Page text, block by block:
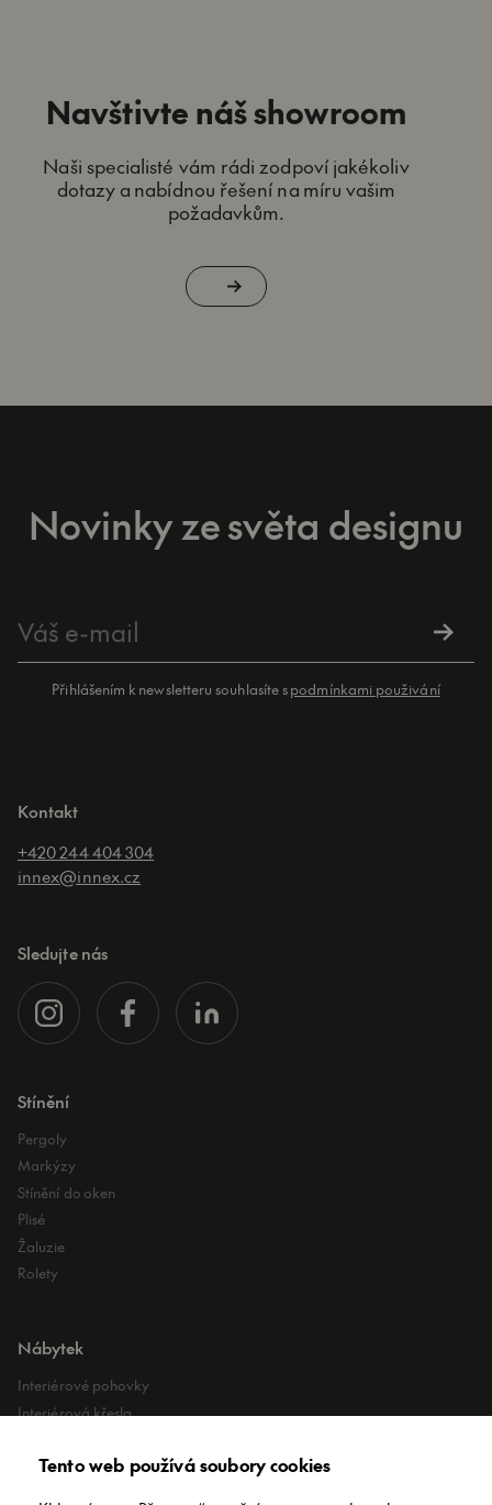
Navštivte náš showroom
Naši specialisté vám rádi zodpoví jakékoliv
dotazy a nabídnou řešení na míru vašim
požadavkům.
Novinky ze světa designu
Přihlášením k newsletteru souhlasíte spodmínkami použivání
Kontakt
+420 244 404 304
innex@innex.cz
Sledujte nás
Stínění
Pergoly
Markýzy
Stínění do oken
Plisé
Žaluzie
Rolety
Nábytek
Interiérové pohovky
Interiérová křesla
Lehátka
Tento web používá soubory cookies